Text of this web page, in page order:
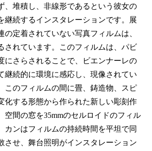
、堆積し、非線形であるという彼女の
継続するインスタレーションです。展
の定着されていない写真フィルムは、
されています。このフィルムは、パビ
にさらされることで、ビエンナーレの
継続的に環境に感応し、現像されてい
このフィルムの間に畳、鋳造物、スピ
化する形態から作られた新しい彫刻作
空間の窓を35mmのセルロイドのフィル
カンはフィルムの持続時間を平坦で同
させ、舞台照明がインスタレーション